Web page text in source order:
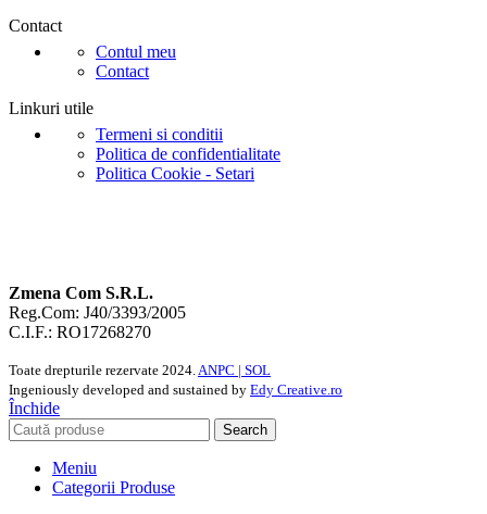
Contact
Contul meu
Contact
Linkuri utile
Termeni si conditii
Politica de confidentialitate
Politica Cookie - Setari
Zmena Com S.R.L.
Reg.Com: J40/3393/2005
C.I.F.: RO17268270
Toate drepturile rezervate 2024.ANPC | SOL
Ingeniously developed and sustained by Edy Creative.ro
Închide
Search
Meniu
Categorii Produse